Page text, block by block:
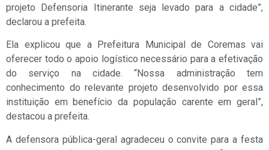
projeto Defensoria Itinerante seja levado para a cidade”,
declarou a prefeita.
Ela explicou que a Prefeitura Municipal de Coremas vai
oferecer todo o apoio logístico necessário para a efetivação
do serviço na cidade. “Nossa administração tem
conhecimento do relevante projeto desenvolvido por essa
instituição em benefício da população carente em geral”,
destacou a prefeita.
A defensora pública-geral agradeceu o convite para a festa